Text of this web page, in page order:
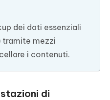
dei dati essenziali
mezzi
i contenuti.
di